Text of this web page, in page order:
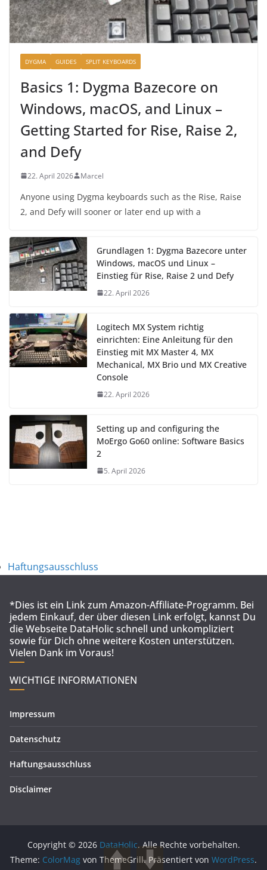
DYGMA GUIDES SPLIT KEYBOARDS
Basics 1: Dygma Bazecore on
Windows, macOS, and Linux –
Getting Started for Rise, Raise 2,
and Defy
22. April 2026 Marcel
Anyone using Dygma keyboards such as the Rise, Raise
2, and Defy will sooner or later end up with a
Grundlagen 1: Dygma Bazecore unter
Windows, macOS und Linux –
Einstieg für Rise, Raise 2 und Defy
22. April 2026
Logitech MX System richtig
einrichten: Eine Anleitung für den
Einstieg mit MX Master 4, MX
Mechanical, MX Brio und MX Creative
Console
22. April 2026
Setting up and configuring the
MoErgo Go60 online: Software Basics
2
5. April 2026
Haftungsausschluss
*Dies ist ein Link zum Amazon-Affiliate-Programm. Bei
jedem Einkauf, der über diesen Link erfolgt, kannst Du
die Webseite DataHolic schnell und unkompliziert
sowie für Dich ohne weitere Kosten unterstützen.
Vielen Dank im Voraus!
WICHTIGE INFORMATIONEN
Impressum
Datenschutz
Haftungsausschluss
Disclaimer
Copyright © 2026 DataHolic. Alle Rechte vorbehalten.
Theme: ColorMag von ThemeGrill. Präsentiert von WordPress.